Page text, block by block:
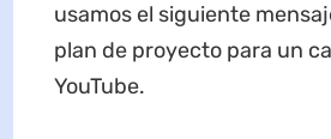
usamos el siguiente
plan de proyecto para un
YouTube.